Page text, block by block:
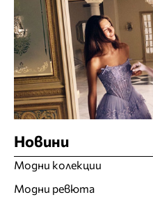
Новини
Модни колекции
Модни ревюта